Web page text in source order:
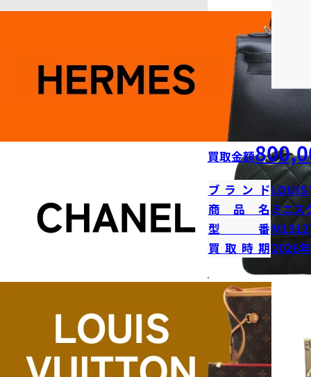
買取金額
ブランドLOUIS
商品名 ミニス
型番
買取時期2026